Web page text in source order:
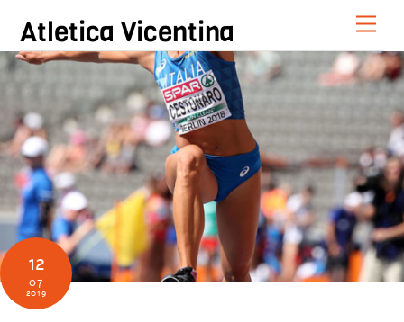
content
Atletica Vicentina
12
07
2019